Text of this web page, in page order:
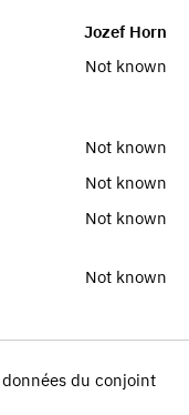
Jozef Horn
Not known
Not known
Not known
Not known
Not known
du conjoint